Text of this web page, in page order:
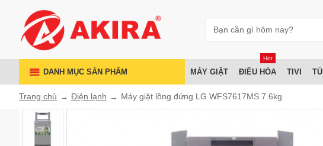
DANH MỤC SẢN PHẨM MÁY GIẶT ĐIỀU HÒA
Hot
TIVI
Trang chủ Điện lạnh Máy giặt lồng đứng LG WFS7617MS 7.6kg